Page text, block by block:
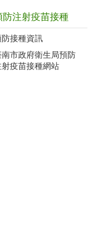
防注射疫苗接種
防接種資訊
南市政府衛生局預防
射疫苗接種網站